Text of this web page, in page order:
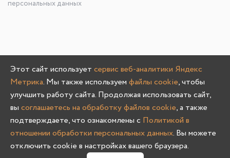
персональных данных
ООО «УЮТНО И ТОЧКА», ОГРН: 1245200020636
603107, Нижегородская область, г. Нижний Новгород, пр-
кт Гагарина, д. 178/1
Олмеко © 2004 -2026
Этот сайт использует сервис веб-аналитики Яндекс
Метрика. Мы также используем файлы cookie, чтобы
улучшить работу сайта. Продолжая использовать сайт,
вы соглашаетесь на обработку файлов cookie, а также
подтверждаете, что ознакомлены с Политикой в
отношении обработки персональных данных. Вы можете
отключить cookie в настройках вашего браузера.